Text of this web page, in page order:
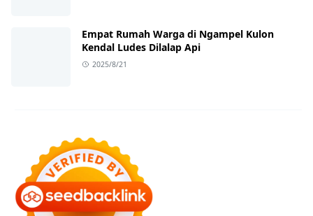
Empat Rumah Warga di Ngampel Kulon
Kendal Ludes Dilalap Api
2025/8/21